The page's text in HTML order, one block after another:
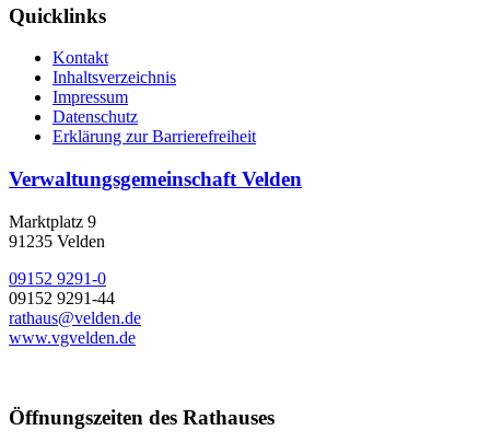
Quicklinks
Kontakt
Inhaltsverzeichnis
Impressum
Datenschutz
Erklärung zur Barrierefreiheit
Verwaltungsgemeinschaft Velden
Marktplatz 9
91235 Velden
09152 9291-0
09152 9291-44
rathaus@velden.de
www.vgvelden.de
Öffnungszeiten des Rathauses